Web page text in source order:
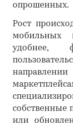
опрошенных.
Рост
мобильных
удобнее,
собственные
или